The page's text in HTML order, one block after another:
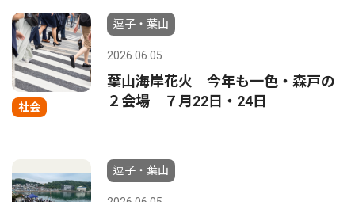
社会
逗子・葉山
2026.06.05
葉山海岸花火 今年も一色・森戸の
２会場 ７月22日・24日
逗子・葉山